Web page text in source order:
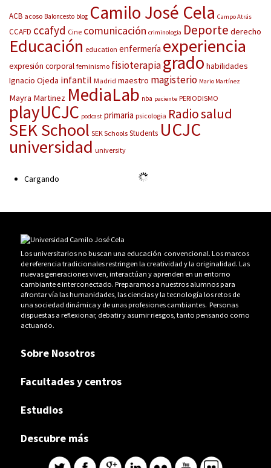
ACB acoso Baloncesto blog Camilo José Cela Campo Atrás
CCAFD ccafyd Cine comunicación criminologia Deporte derecho
Educación education enfermería experiencia
expresión corporal feminismo fisioterapiagrado habilidades
Ignacio Ojeda infantil Madrid maestro magisterio Mario Martínez
Mayra Martinez MediaLab nba paciente PERIODISMO
playUCJC podcast primaria psicologia Radiosalud
SEK School SEK Schools Students UCJC
universidad university
Cargando
Los universitarios no buscan una educación convencional. Los marcos
de referencia tradicionales restringen la creatividad y la originalidad. Las
nuevas generaciones viven, interactúan y aprenden en un entorno
cambiante e interconectado. Preparamos a nuestros alumnos para
afrontar vía las humanidades, las ciencias y la tecnología los retos de
una sociedad dinámica y de unas profesiones cambiantes. Personas
dispuestas a reflexionar, debatir y asumir riesgos, tanto pensando como
actuando.
Sobre Nosotros
Facultades y centros
Estudios
Descubre más